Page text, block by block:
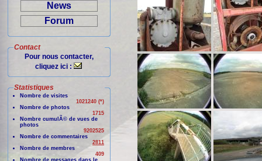
News
Forum
Contact
Pour nous contacter,
cliquez ici :
Statistiques
Nombre de visites
1021240 (*)
Nombre de photos
1715
Nombre cumulÃ© de vues de
photos
9202525
Nombre de commentaires
2811
Nombre de membres
409
Nombre de messages dans le